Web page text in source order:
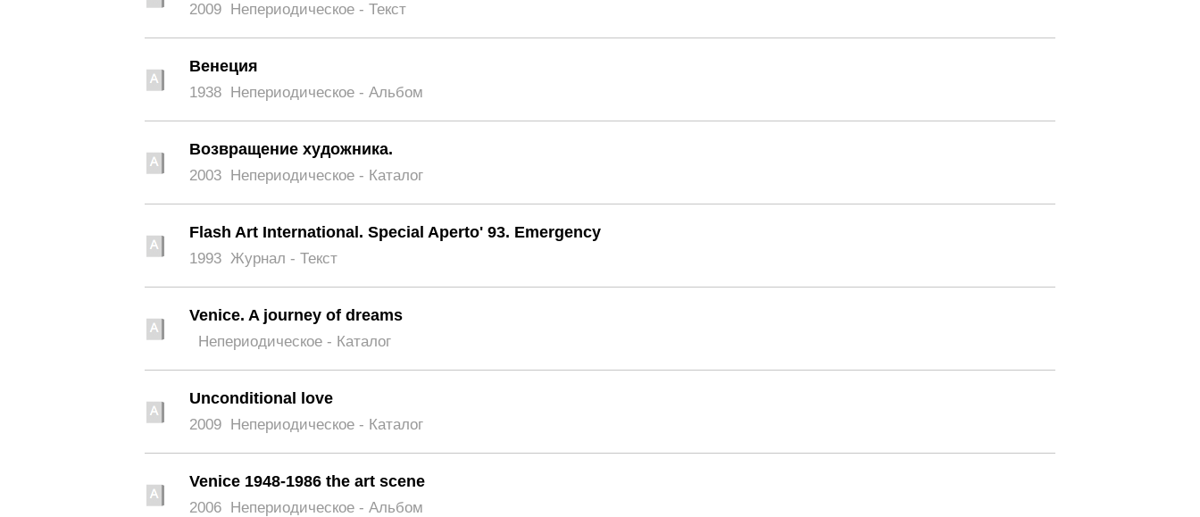
2009 Непериодическое - Текст
Венеция
1938 Непериодическое - Альбом
Возвращение художника.
2003 Непериодическое - Каталог
Flash Art International. Special Aperto' 93. Emergency
1993 Журнал - Текст
Venice. A journey of dreams
Непериодическое - Каталог
Unconditional love
2009 Непериодическое - Каталог
Venice 1948-1986 the art scene
2006 Непериодическое - Альбом